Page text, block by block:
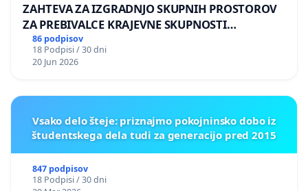
ZAHTEVA ZA IZGRADNJO SKUPNIH PROSTOROV
ZA PREBIVALCE KRAJEVNE SKUPNOSTI
PRESTRANEK
86 podpisov
18 Podpisi / 30 dni
20 Jun 2026
Vsako delo šteje: priznajmo pokojninsko dobo iz
študentskega dela tudi za generacijo pred 2015
847 podpisov
18 Podpisi / 30 dni